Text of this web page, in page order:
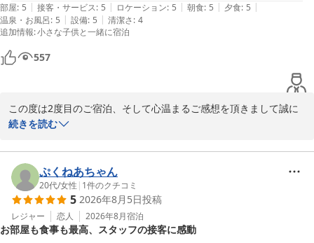
も広いので最高です。施設のスタッフさんとも必要最低限の接客対応な
のでプライベート感も大変あり大満足です。スタッフさんもみな良心的
で大変家族も大満足です。また必ず利用したいと思います。ありがとう
ございました。
部屋: 5 | 接客・サービス: 5 | ロケーション: 5 | 朝食: 5 | 夕食: 5 |
温泉・お風呂: 5 | 設備: 5 | 清潔さ: 4
追加情報:小さな子供と一緒に宿泊
557
この度は2度目のご宿泊、そして心温まるご感想を頂きまして誠に
ありがとうございました。当施設のプライベート感やセルフチャッ
ご家族様に快適にお過ごしいただけました事が私どもにとって
何よりの喜びでございます。
これからもお客様にゆっくりお寛ぎ頂ける施設づくりに努めてまい
りますので是非ご家族で遊びにいらしてください。
ご来訪を心よりお待ち申し上げております。
続きを読む
ぷくねあちゃん
20代/女性 | 1件のクチコミ
5 2026年8月5日投稿
レジャー 恋人 2026年8月宿泊
お部屋も食事も最高、スタッフの接客に感動